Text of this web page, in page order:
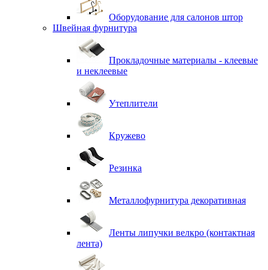
Оборудование для салонов штор
Швейная фурнитура
Прокладочные материалы - клеевые
и неклеевые
Утеплители
Кружево
Резинка
Металлофурнитура декоративная
Ленты липучки велкро (контактная
лента)